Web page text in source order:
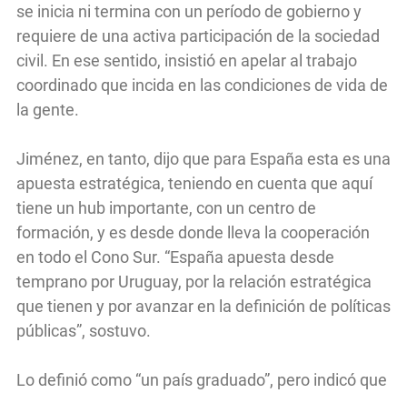
se inicia ni termina con un período de gobierno y
requiere de una activa participación de la sociedad
civil. En ese sentido, insistió en apelar al trabajo
coordinado que incida en las condiciones de vida de
la gente.
Jiménez, en tanto, dijo que para España esta es una
apuesta estratégica, teniendo en cuenta que aquí
tiene un hub importante, con un centro de
formación, y es desde donde lleva la cooperación
en todo el Cono Sur. “España apuesta desde
temprano por Uruguay, por la relación estratégica
que tienen y por avanzar en la definición de políticas
públicas”, sostuvo.
Lo definió como “un país graduado”, pero indicó que